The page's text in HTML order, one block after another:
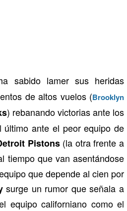
sabido lamer sus heridas
de altos vuelos (Brooklyn
) rebanando victorias ante los
ante el peor equipo de
Pistons(la otra frente a
tiempo que van asentándose
que depende al cien por
surge un rumor que señala a
equipo californiano como el